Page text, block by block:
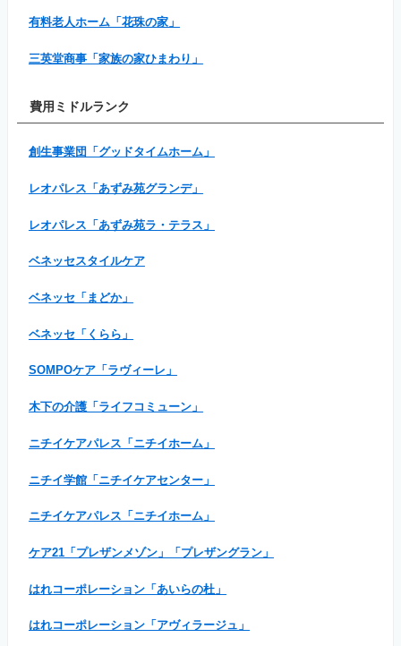
有料老人ホーム「花珠の家」
三英堂商事「家族の家ひまわり」
費用ミドルランク
創生事業団「グッドタイムホーム」
レオパレス「あずみ苑グランデ」
レオパレス「あずみ苑ラ・テラス」
ベネッセスタイルケア
ベネッセ「まどか」
ベネッセ「くらら」
SOMPOケア「ラヴィーレ」
木下の介護「ライフコミューン」
ニチイケアパレス「ニチイホーム」
ニチイ学館「ニチイケアセンター」
ニチイケアパレス「ニチイホーム」
ケア21「プレザンメゾン」「プレザングラン」
はれコーポレーション「あいらの杜」
はれコーポレーション「アヴィラージュ」